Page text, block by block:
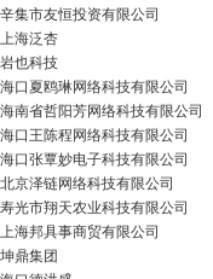
辛集市友恒投资有限公司
上海泛杏
岩也科技
海口夏鸥琳网络科技有限公司
海南省哲阳芳网络科技有限公司
海口王陈程网络科技有限公司
海口张覃妙电子科技有限公司
北京泽链网络科技有限公司
寿光市翔天农业科技有限公司
上海邦具事商贸有限公司
坤鼎集团